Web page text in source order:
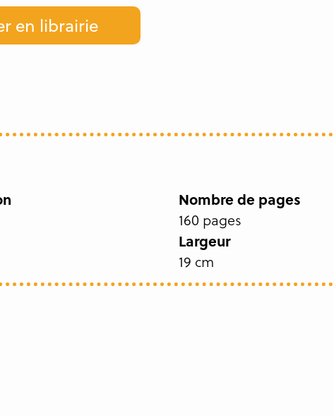
en librairie
Nombre de pages
160 pages
Largeur
19 cm